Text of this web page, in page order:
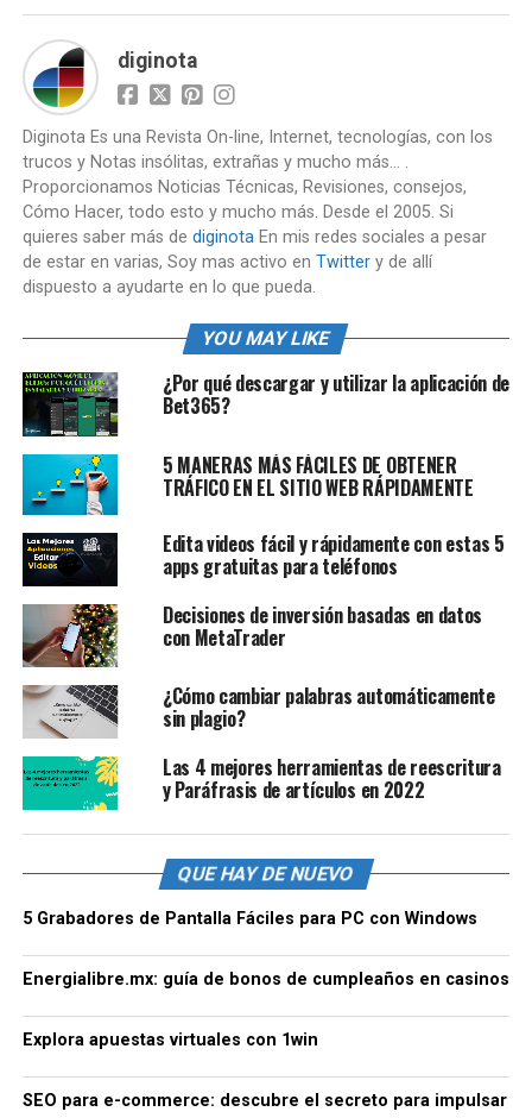
diginota
Diginota Es una Revista On-line, Internet, tecnologías, con los
trucos y Notas insólitas, extrañas y mucho más... .
Proporcionamos Noticias Técnicas, Revisiones, consejos,
Cómo Hacer, todo esto y mucho más. Desde el 2005. Si
quieres saber más de diginotaEn mis redes sociales a pesar
de estar en varias, Soy mas activo en Twittery de allí
dispuesto a ayudarte en lo que pueda.
YOU MAY LIKE
¿Por qué descargar y utilizar la aplicación de
Bet365?
5 MANERAS MÁS FÁCILES DE OBTENER
TRÁFICO EN EL SITIO WEB RÁPIDAMENTE
Edita videos fácil y rápidamente con estas 5
apps gratuitas para teléfonos
Decisiones de inversión basadas en datos
con MetaTrader
¿Cómo cambiar palabras automáticamente
sin plagio?
Las 4 mejores herramientas de reescritura
y Paráfrasis de artículos en 2022
QUE HAY DE NUEVO
5 Grabadores de Pantalla Fáciles para PC con Windows
Energialibre.mx: guía de bonos de cumpleaños en casinos
Explora apuestas virtuales con 1win
SEO para e-commerce: descubre el secreto para impulsar